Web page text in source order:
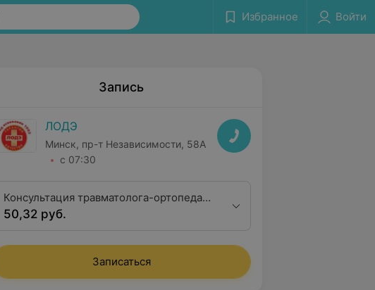
Избранное Войти
Запись
ЛОДЭ
Минск, пр-т Независимости, 58А
с 07:30
Консультация травматолога-ортопеда
высшей квалификационной категории
50,32 руб.
Записаться